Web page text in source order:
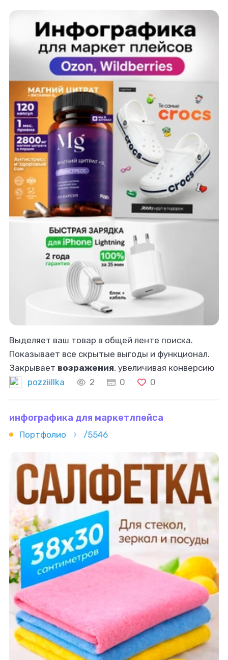
Выделяет ваш товар в общей ленте поиска.
Показывает все скрытые выгоды и функционал.
Закрывает возражения, увеличивая конверсию
в покупку.
pozziillka 2 0 0
инфографика для маркетлпейса
Портфолио /5546